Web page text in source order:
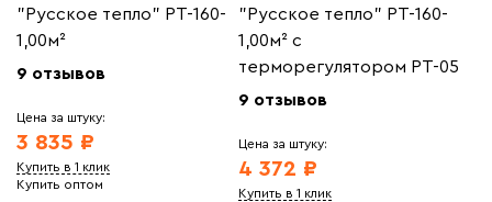
"Русское тепло" РТ-160-
1,00м²
9 отзывов
Цена за штуку:
3 835 ₽
Купить в 1 клик
Купить оптом
"Русское тепло" РТ-160-
1,00м² с
терморегулятором РТ-05
9 отзывов
Цена за штуку:
4 372 ₽
Купить в 1 клик